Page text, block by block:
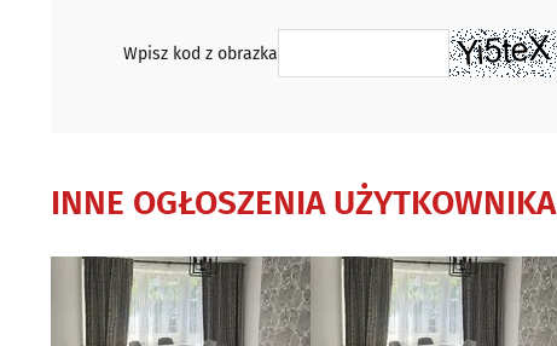
Wpisz kod z obrazka
INNE OGŁOSZENIA UŻYTKOWNIKA